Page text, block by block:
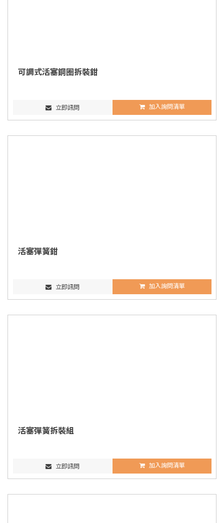
可調式活塞鋼圈拆裝鉗
立即訊問 加入詢問清單
活塞彈簧鉗
立即訊問 加入詢問清單
活塞彈簧拆裝組
立即訊問 加入詢問清單